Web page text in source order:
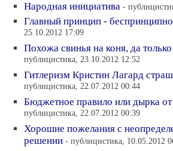
Народная инициатива -
Главный принцип -
25.10.2012 17:09
Похожа свинья на коня, да
публицистика, 23.10.2012 12:52
Гитлеризм Кристин Лагард
публицистика, 22.07.2012 00:44
Бюджетное правило или дырка
публицистика, 22.07.2012 00:39
Хорошие пожелания с
решении - публицистика, 10.05.2012